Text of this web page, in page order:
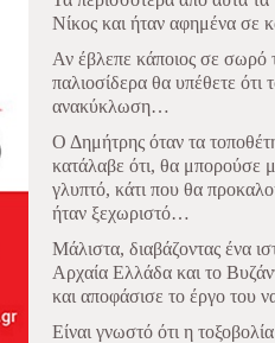
Νίκος και ήταν αφημένα σε
Αν έβλεπε κάποιος σε σωρό
παλιοσίδερα θα υπέθετε ότι
ανακύκλωση…
Ο Δημήτρης όταν τα
κατάλαβε ότι, θα μπορούσε
γλυπτό, κάτι που θα
ήταν ξεχωριστό…
Μάλιστα, διαβάζοντας ένα
Αρχαία Ελλάδα και το
και αποφάσισε το έργο του
Είναι γνωστό ότι η